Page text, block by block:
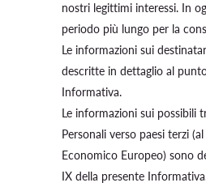
nostri legittimi interessi. In
periodo più lungo per la
Le informazioni sui
descritte in dettaglio al
Informativa.
Le informazioni sui possibili
Personali verso paesi terzi
Economico Europeo) sono
IX della presente